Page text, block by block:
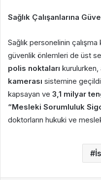
Sağlık Çalışanlarına
Sağlık personelinin çalışma
güvenlik önlemleri de üst
polis noktaları
kamerası sistemine geçildi.
kapsayan ve 3,1 milyar
“Mesleki Sorumluluk
doktorların hukuki ve